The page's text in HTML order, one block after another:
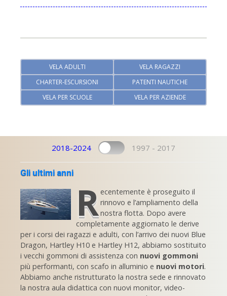
VELA ADULTI
VELA RAGAZZI
CHARTER-ESCURSIONI
PATENTI NAUTICHE
VELA PER SCUOLE
VELA PER AZIENDE
2018-2024 1997 - 2017
Gli ultimi anni
R ecentemente è proseguito il
rinnovo e l’ampliamento della
nostra flotta. Dopo avere
completamente aggiornato le derive
per i corsi dei ragazzi e adulti, con l’arrivo dei nuovi Blue
Dragon, Hartley H10 e Hartley H12, abbiamo sostituito
i vecchi gommoni di assistenza con nuovi gommoni
più performanti, con scafo in alluminio e nuovi motori.
Abbiamo anche ristrutturato la nostra sede e rinnovato
la nostra aula didattica con nuovi monitor, video-